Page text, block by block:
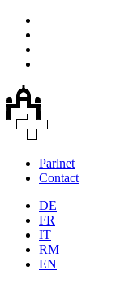
Parlnet
Contact
DE
FR
IT
RM
EN